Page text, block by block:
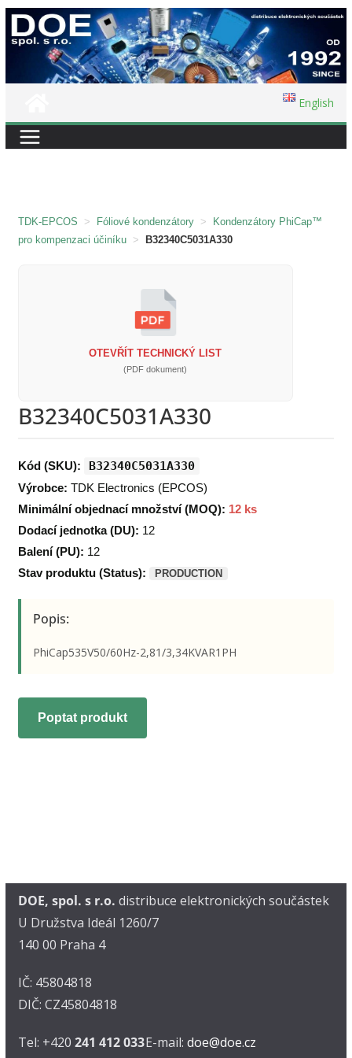
Přeskočit
na
English
TDK-EPCOS > Fóliové kondenzátory >
Kondenzátory PhiCap™
pro kompenzaci účiníku > B32340C5031A330
OTEVŘÍT TECHNICKÝ LIST
(PDF dokument)
B32340C5031A330
Kód (SKU): B32340C5031A330
Výrobce: TDK Electronics (EPCOS)
Minimální objednací množství (MOQ): 12 ks
Dodací jednotka (DU): 12
Balení (PU): 12
Stav produktu (Status):
PRODUCTION
Popis:
PhiCap535V50/60Hz-2,81/3,34KVAR1PH
Poptat produkt
DOE, spol. s r.o. distribuce elektronických součástek
U Družstva Ideál 1260/7
140 00 Praha 4
IČ: 45804818
DIČ: CZ45804818
Tel: +420 241 412 033E-mail: doe@doe.cz